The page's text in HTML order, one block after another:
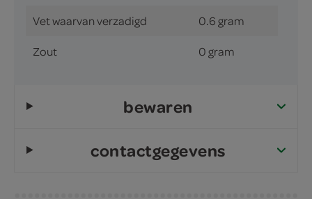
Vet waarvan verzadigd 0.6 gram
Zout 0 gram
bewaren
contactgegevens